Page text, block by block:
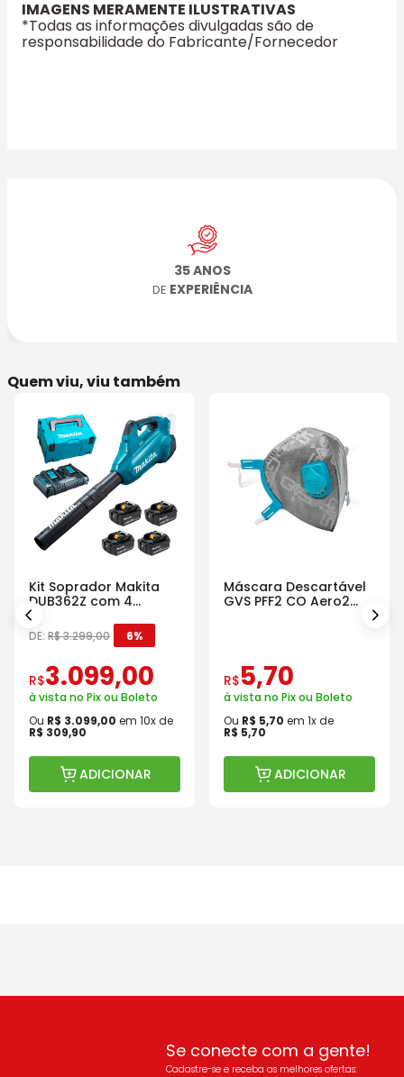
IMAGENS MERAMENTE ILUSTRATIVAS
*Todas as informações divulgadas são de
responsabilidade do Fabricante/Fornecedor
35 ANOS
DE EXPERIÊNCIA
Quem viu, viu também
Kit Soprador Makita
DUB362Z com 4
Baterias Carregador e
Maleta
DE: R$3.299,00 6%
R$3.099,00
à vista no Pix ou Boleto
Ou R$ 3.099,00 em 10x de
R$ 309,90
ADICIONAR
Máscara Descartável
GVS PFF2 CO Aero2
R$5,70
à vista no Pix ou Boleto
Ou R$ 5,70 em 1x de
R$ 5,70
ADICIONAR
Se conecte com a gente!
Cadastre-se e receba as melhores ofertas: